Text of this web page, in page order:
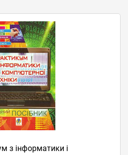
з інформатики і